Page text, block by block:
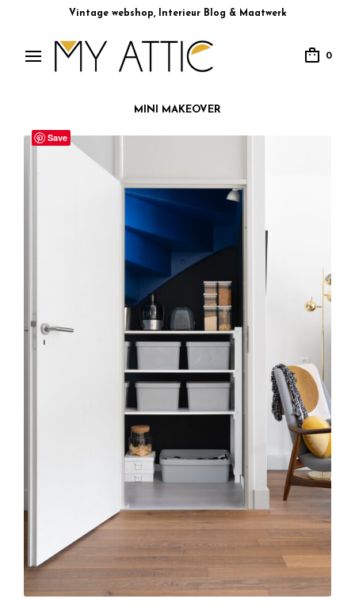
Vintage webshop, Interieur Blog & Maatwerk
0
MINI MAKEOVER
Save